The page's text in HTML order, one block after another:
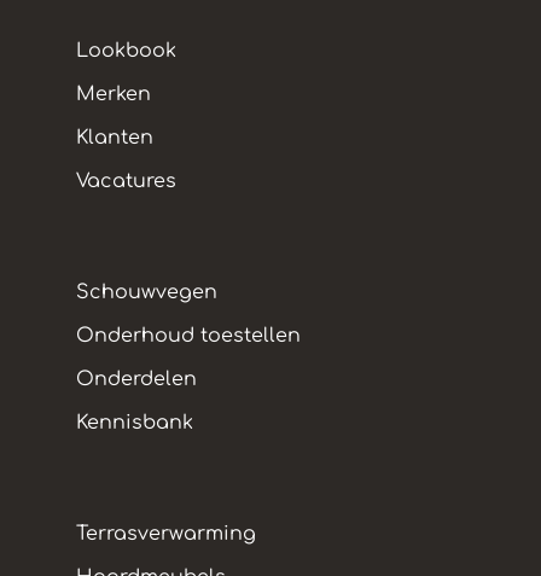
Lookbook
Merken
Klanten
Vacatures
Schouwvegen
Onderhoud toestellen
Onderdelen
Kennisbank
Terrasverwarming